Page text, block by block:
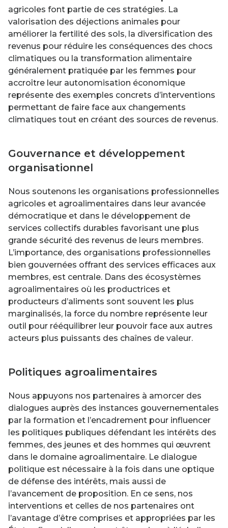
agricoles font partie de ces stratégies. La
valorisation des déjections animales pour
améliorer la fertilité des sols, la diversification des
revenus pour réduire les conséquences des chocs
climatiques ou la transformation alimentaire
généralement pratiquée par les femmes pour
accroître leur autonomisation économique
représente des exemples concrets d’interventions
permettant de faire face aux changements
climatiques tout en créant des sources de revenus.
Gouvernance et développement
organisationnel
Nous soutenons les organisations professionnelles
agricoles et agroalimentaires dans leur avancée
démocratique et dans le développement de
services collectifs durables favorisant une plus
grande sécurité des revenus de leurs membres.
L’importance, des organisations professionnelles
bien gouvernées offrant des services efficaces aux
membres, est centrale. Dans des écosystèmes
agroalimentaires où les productrices et
producteurs d’aliments sont souvent les plus
marginalisés, la force du nombre représente leur
outil pour rééquilibrer leur pouvoir face aux autres
acteurs plus puissants des chaînes de valeur.
Politiques agroalimentaires
Nous appuyons nos partenaires à amorcer des
dialogues auprès des instances gouvernementales
par la formation et l’encadrement pour influencer
les politiques publiques défendant les intérêts des
femmes, des jeunes et des hommes qui œuvrent
dans le domaine agroalimentaire. Le dialogue
politique est nécessaire à la fois dans une optique
de défense des intérêts, mais aussi de
l’avancement de proposition. En ce sens, nos
interventions et celles de nos partenaires ont
l’avantage d’être comprises et appropriées par les